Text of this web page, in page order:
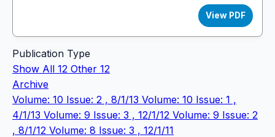
View PDF
Publication Type
Show All 12 Other 12
Archive
Volume: 10 Issue: 2 , 8/1/13 Volume: 10 Issue: 1 ,
4/1/13 Volume: 9 Issue: 3 , 12/1/12 Volume: 9 Issue: 2
, 8/1/12 Volume: 8 Issue: 3 , 12/1/11